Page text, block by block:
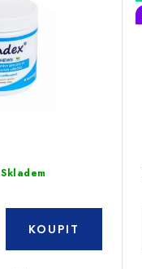
Skladem